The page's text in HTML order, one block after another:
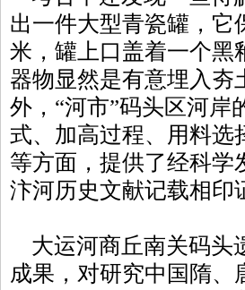
出一件大型青瓷罐，它
米，罐上口盖着一个黑
器物显然是有意埋入夯
外，“河市”码头区河岸
式、加高过程、用料选
等方面，提供了经科学
汴河历史文献记载相印
大运河商丘南关码头
成果，对研究中国隋、